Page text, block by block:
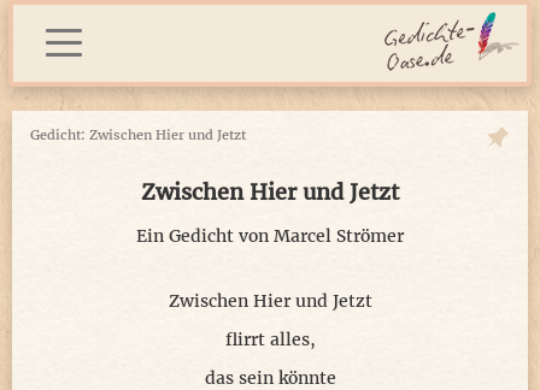
Gedicht: Zwischen Hier und Jetzt
Zwischen Hier und Jetzt
Ein Gedicht von Marcel Strömer
Zwischen Hier und Jetzt
flirrt alles,
das sein könnte